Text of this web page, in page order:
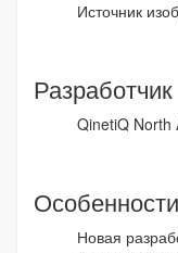
Источник
Разработчик
QinetiQ North
Особенности
Новая